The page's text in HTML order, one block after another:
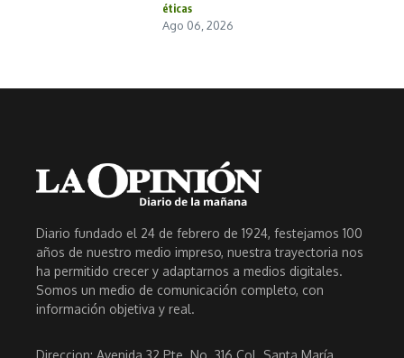
éticas
Ago 06, 2026
Diario fundado el 24 de febrero de 1924, festejamos 100
años de nuestro medio impreso, nuestra trayectoria nos
ha permitido crecer y adaptarnos a medios digitales.
Somos un medio de comunicación completo, con
información objetiva y real.